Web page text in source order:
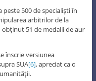
peste 500 de specialişti în
arbitrilor de la
obţinut 51 de medalii de aur
înscrie versiunea
SUA[6], apreciat ca o